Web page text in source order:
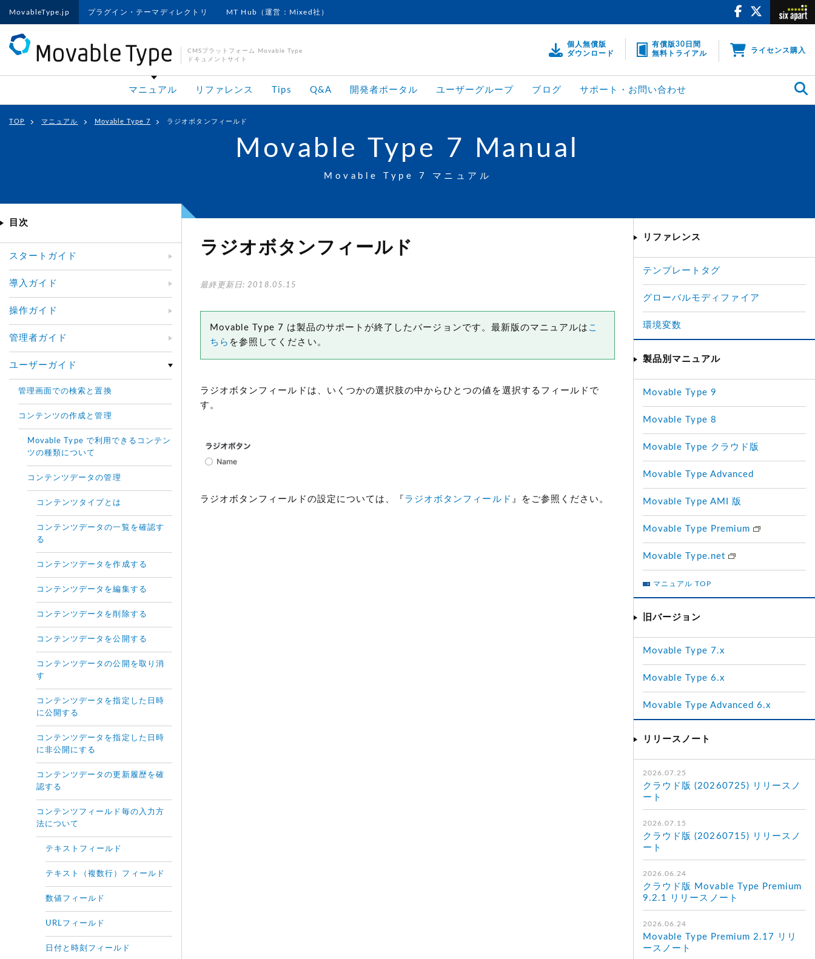
MovableType.jp プラグイン・テーマディレクトリ MT Hub（運営：Mixed社）
CMSプラットフォーム Movable Type
ドキュメントサイト
個人無償版
ダウンロード
有償版30日間
無料トライアル
ライセンス購入
マニュアル リファレンス Tips Q&A 開発者ポータル ユーザーグループ ブログ サポート・お問い合わせ
TOP マニュアル Movable Type 7 ラジオボタンフィールド
Movable Type 7 Manual
Movable Type 7 マニュアル
ラジオボタンフィールド
最終更新日: 2018.05.15
Movable Type 7 は製品のサポートが終了したバージョンです。最新版のマニュアルは こ
ちら を参照してください。
ラジオボタンフィールドは、いくつかの選択肢の中からひとつの値を選択するフィールドで
す。
ラジオボタンフィールドの設定については、『 ラジオボタンフィールド 』をご参照ください。
目次
スタートガイド
導入ガイド
操作ガイド
管理者ガイド
ユーザーガイド
管理画面での検索と置換
コンテンツの作成と管理
Movable Type で利用できるコンテン
ツの種類について
コンテンツデータの管理
コンテンツタイプとは
コンテンツデータの一覧を確認す
る
コンテンツデータを作成する
コンテンツデータを編集する
コンテンツデータを削除する
コンテンツデータを公開する
コンテンツデータの公開を取り消
す
コンテンツデータを指定した日時
に公開する
コンテンツデータを指定した日時
に非公開にする
コンテンツデータの更新履歴を確
認する
コンテンツフィールド毎の入力方
法について
テキストフィールド
テキスト（複数行）フィールド
数値フィールド
URLフィールド
日付と時刻フィールド
リファレンス
テンプレートタグ
グローバルモディファイア
環境変数
製品別マニュアル
Movable Type 9
Movable Type 8
Movable Type クラウド版
Movable Type Advanced
Movable Type AMI 版
Movable Type Premium
Movable Type.net
マニュアル TOP
旧バージョン
Movable Type 7.x
Movable Type 6.x
Movable Type Advanced 6.x
リリースノート
2026.07.25
クラウド版 (20260725) リリースノ
ート
2026.07.15
クラウド版 (20260715) リリースノ
ート
2026.06.24
クラウド版 Movable Type Premium
9.2.1 リリースノート
2026.06.24
Movable Type Premium 2.17 リリ
ースノート